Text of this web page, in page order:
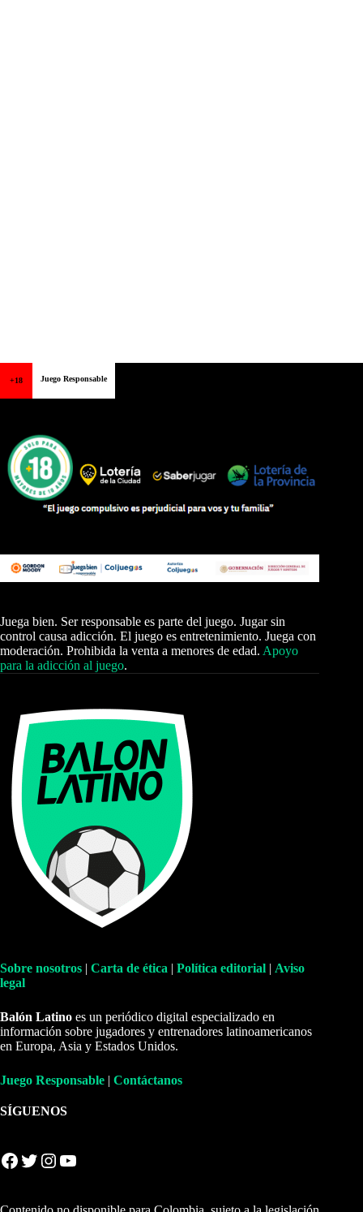
+18 Juego Responsable
Juega bien. Ser responsable es parte del juego. Jugar sin
control causa adicción. El juego es entretenimiento. Juega con
moderación. Prohibida la venta a menores de edad. Apoyo
para la adicción al juego.
Sobre nosotros | Carta de ética | Política editorial | Aviso
legal
Balón Latino es un periódico digital especializado en
información sobre jugadores y entrenadores latinoamericanos
en Europa, Asia y Estados Unidos.
Juego Responsable | Contáctanos
SÍGUENOS
Facebook Twitter Instagram YouTube